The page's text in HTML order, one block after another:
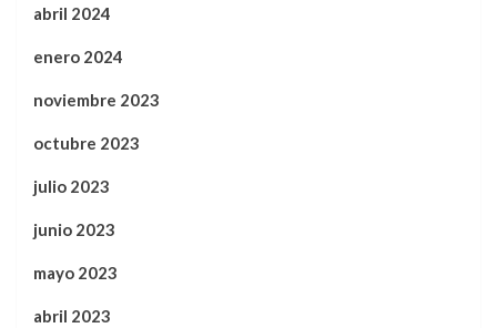
abril 2024
enero 2024
noviembre 2023
octubre 2023
julio 2023
junio 2023
mayo 2023
abril 2023